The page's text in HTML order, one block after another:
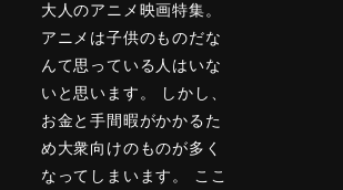
大人のアニメ映画特集。
アニメは子供のものだな
んて思っている人はいな
いと思います。 しかし、
お金と手間暇がかかるた
め大衆向けのものが多く
なってしまいます。 ここ